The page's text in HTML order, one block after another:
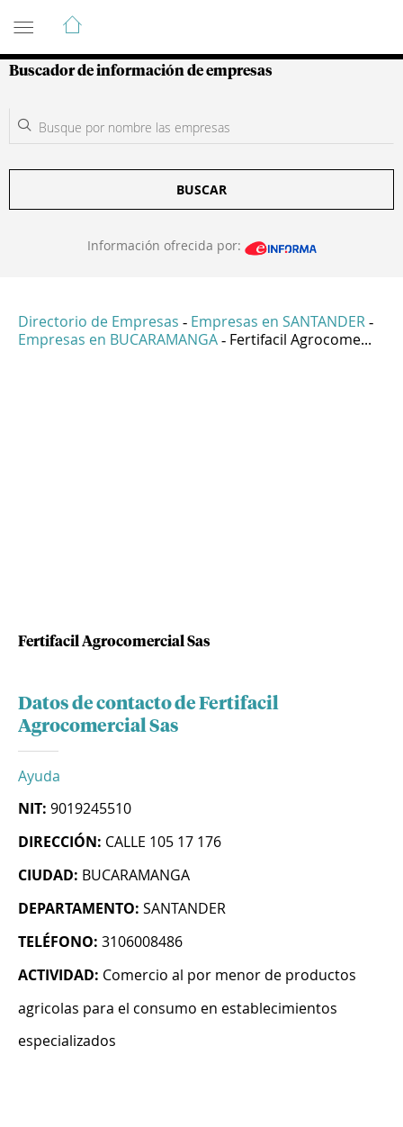
Guía de Empresas Colombianas
Buscador de información de empresas
BUSCAR
Información ofrecida por:
Directorio de Empresas - Empresas en SANTANDER -
Empresas en BUCARAMANGA - Fertifacil Agrocome...
Fertifacil Agrocomercial Sas
Datos de contacto de Fertifacil
Agrocomercial Sas
Ayuda
NIT: 9019245510
DIRECCIÓN: CALLE 105 17 176
CIUDAD: BUCARAMANGA
DEPARTAMENTO: SANTANDER
TELÉFONO: 3106008486
ACTIVIDAD: Comercio al por menor de productos
agricolas para el consumo en establecimientos
especializados